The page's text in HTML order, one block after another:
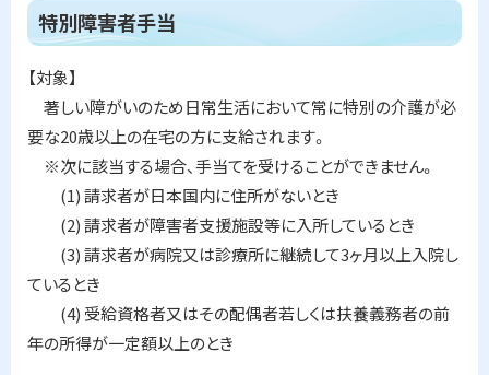
ト
ッ
プ
戻
特別障害者手当
【対象】
著しい障がいのため日常生活において常に特別の介護が必
要な20歳以上の在宅の方に支給されます。
※次に該当する場合、手当てを受けることができません。
(1) 請求者が日本国内に住所がないとき
(2) 請求者が障害者支援施設等に入所しているとき
(3) 請求者が病院又は診療所に継続して3ヶ月以上入院し
ているとき
(4) 受給資格者又はその配偶者若しくは扶養義務者の前
年の所得が一定額以上のとき